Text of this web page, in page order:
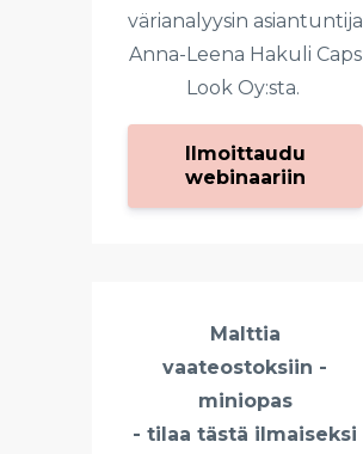
värianalyysin asiantuntija
Anna-Leena Hakuli Caps
Look Oy:sta.
Ilmoittaudu
webinaariin
Malttia
vaateostoksiin -
miniopas
- tilaa tästä ilmaiseksi